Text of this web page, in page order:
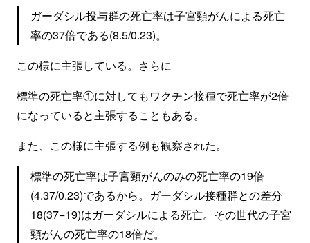
ガーダシル投与群の死亡率は子宮頸がんによる死亡
率の37倍である(8.5/0.23)。
この様に主張している。さらに
標準の死亡率①に対してもワクチン接種で死亡率が2倍
になっていると主張することもある。
また、この様に主張する例も観察された。
標準の死亡率は子宮頸がんのみの死亡率の19倍
(4.37/0.23)であるから。ガーダシル接種群との差分
18(37−19)はガーダシルによる死亡。その世代の子宮
頸がんの死亡率の18倍だ。